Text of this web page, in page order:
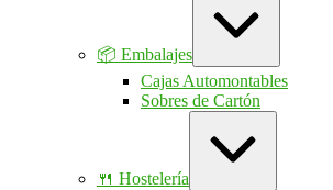
📦 Embalajes
Cajas Automontables
Sobres de Cartón
🍴 Hostelería